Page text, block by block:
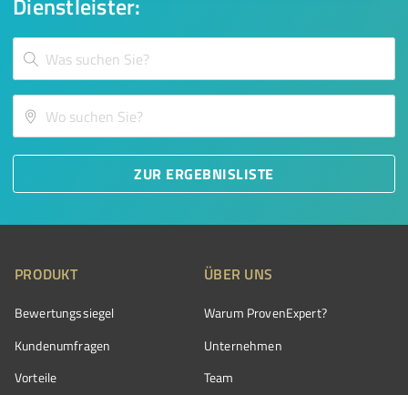
Dienstleister:
ZUR ERGEBNISLISTE
PRODUKT
Bewertungssiegel
Kundenumfragen
Vorteile
ÜBER UNS
Warum ProvenExpert?
Unternehmen
Team